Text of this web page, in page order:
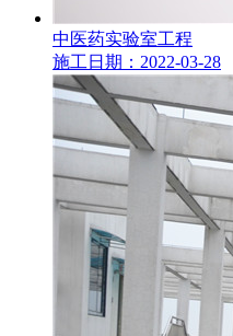
中医药实验室工程
施工日期：2022-03-28